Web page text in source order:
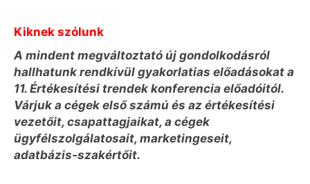
Kiknek szólunk
A mindent megváltoztató új gondolkodásról
hallhatunk rendkívül gyakorlatias előadásokat a
11. Értékesítési trendek konferencia előadóitól.
Várjuk a cégek első számú és az értékesítési
vezetőit, csapattagjaikat, a cégek
ügyfélszolgálatosait, marketingeseit,
adatbázis-szakértőit.